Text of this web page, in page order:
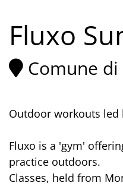
Fluxo
Comune
Outdoor workouts
Fluxo is a 'gym'
practice outdoors.
Classes, held from